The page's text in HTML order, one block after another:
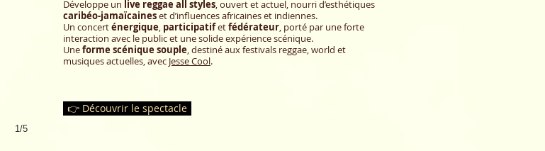
1/5
Développe un live reggae all styles, ouvert et actuel, nourri d’esthétiques
caribéo-jamaïcaineset d’influences africaines et indiennes.
Un concerténergique, participatifetfédérateur, porté par une forte
interaction avec le public et une solide expérience scénique.
Uneforme scénique souple, destiné aux festivals reggae, world et
musiques actuelles, avec Jesse Cool.
👉 Découvrir le spectacle